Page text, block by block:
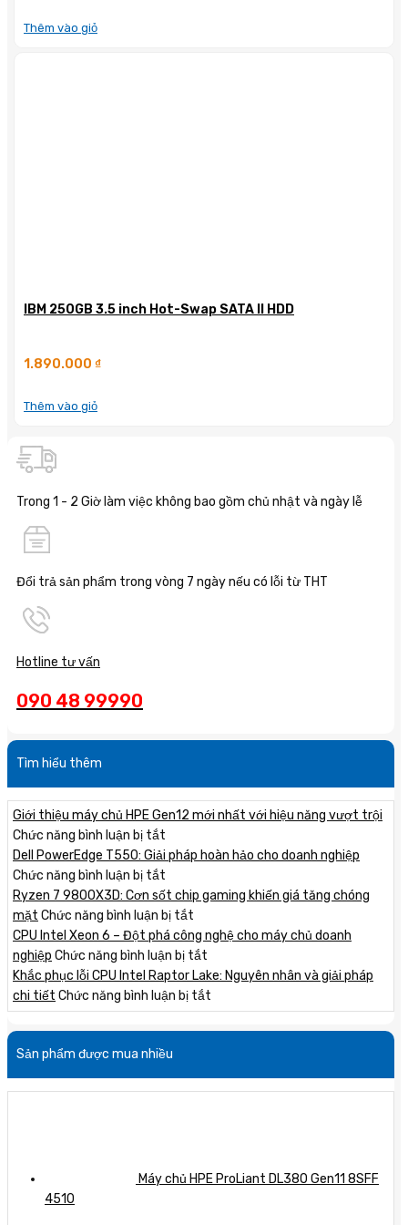
Thêm vào giỏ
IBM 250GB 3.5 inch Hot-Swap SATA II HDD
1.890.000 ₫
Thêm vào giỏ
Trong 1 - 2 Giờ làm việc không bao gồm chủ nhật và ngày lễ
Đổi trả sản phẩm trong vòng 7 ngày nếu có lỗi từ THT
Hotline tư vấn
090 48 99990
Tìm hiểu thêm
Giới thiệu máy chủ HPE Gen12 mới nhất với hiệu năng vượt trội
Chức năng bình luận bị tắt
Giới
máy
chủ
HPE
Gen12
mới
nhất
với
hiệu
năng
vượt
trội
Dell PowerEdge T550: Giải pháp hoàn hảo cho doanh nghiệp
Chức năng bình luận bị tắt
Dell
PowerEdge
T550:
Giải
pháp
hoàn
hảo
cho
doanh
nghiệp
Ryzen 7 9800X3D: Cơn sốt chip gaming khiến giá tăng chóng
mặt Chức năng bình luận bị tắt
Ryzen
7
9800X3D:
Cơn
sốt
chip
khiến
giá
CPU Intel Xeon 6 – Đột phá công nghệ cho máy chủ doanh
nghiệp Chức năng bình luận bị tắt
CPU
Intel
Xeon
6
Đột
phá
máy
Khắc phục lỗi CPU Intel Raptor Lake: Nguyên nhân và giải pháp
chi tiết Chức năng bình luận bị tắt
Khắc
phục
CPU
Intel
nhân
Sản phẩm được mua nhiều
Máy chủ HPE ProLiant DL380 Gen11 8SFF
4510